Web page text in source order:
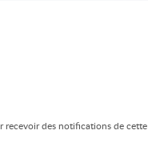
recevoir des notifications de cette